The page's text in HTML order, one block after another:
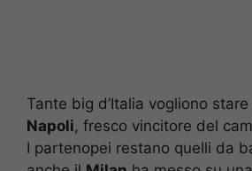
Tante big d’Italia vogliono
Napoli, fresco vincitore del
I partenopei restano quelli da